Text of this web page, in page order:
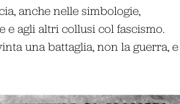
anche nelle simbologie,
e agli altri collusi col fascismo.
una battaglia, non la guerra, e